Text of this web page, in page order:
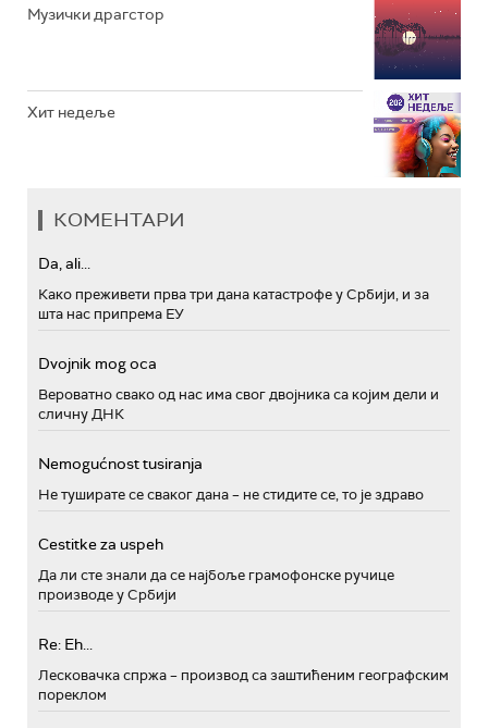
Музички драгстор
Хит недеље
КОМЕНТАРИ
Da, ali...
Како преживети прва три дана катастрофе у Србији, и за
шта нас припрема ЕУ
Dvojnik mog oca
Вероватно свако од нас има свог двојника са којим дели и
сличну ДНК
Nemogućnost tusiranja
Не туширате се сваког дана – не стидите се, то је здраво
Cestitke za uspeh
Да ли сте знали да се најбоље грамофонске ручице
производе у Србији
Re: Eh...
Лесковачка спржа – производ са заштићеним географским
пореклом